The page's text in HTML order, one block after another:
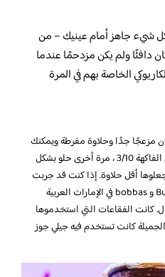
شيء جاهز أمام عينيك – من
دافئًا ولم يكن مزدحمًا عندما
الخاصة بهم في المرة
مزعجًا جدًا وحلاوة مفرطة ويمكنك
تذوق الحليب المكثف فقط. كان شاي الفاكهة 3/10 ، مرة أخرى حلو بشكل
أقل حلاوة. إذا كنت قد جربت
شاي الفقاعات الحقيقي مثل Bubbles و bobbas في الإمارات العربية
كانت الفقاعات التي استخدموها
كانت تستخدم فيه جيلي جوز